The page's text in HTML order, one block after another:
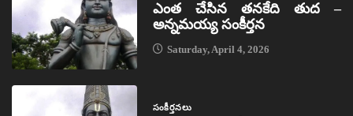
ఎంత చేసిన తనకేది తుద –
అన్నమయ్య సంకీర్తన
Saturday, April 4, 2026
సంకీర్తనలు